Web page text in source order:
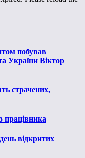
побував
України Віктор
страчених,
працівника
відкритих